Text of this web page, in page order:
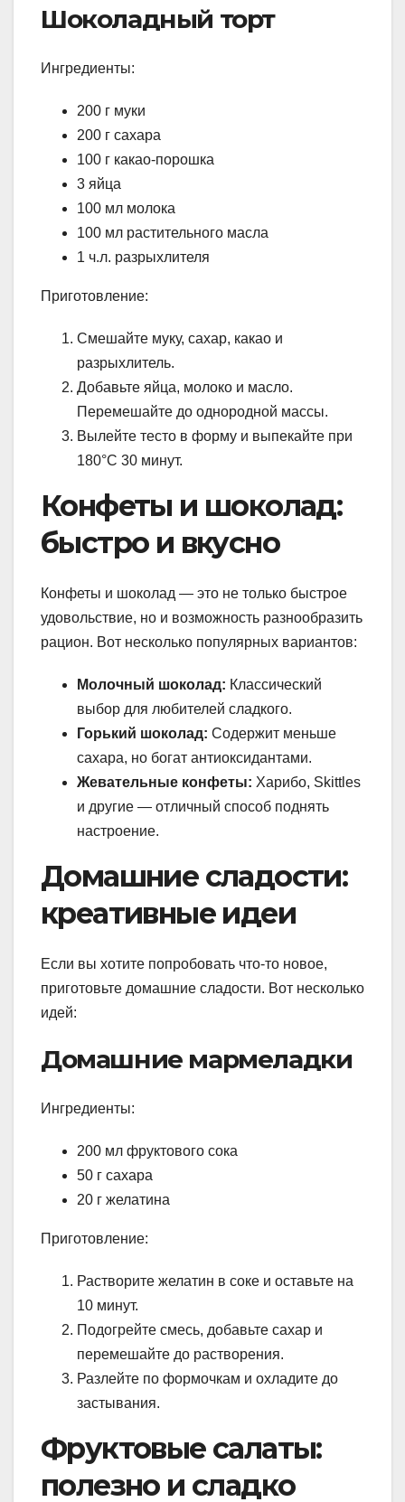
Шоколадный торт
Ингредиенты:
200 г муки
200 г сахара
100 г какао-порошка
3 яйца
100 мл молока
100 мл растительного масла
1 ч.л. разрыхлителя
Приготовление:
Смешайте муку, сахар, какао и
разрыхлитель.
Добавьте яйца, молоко и масло.
Перемешайте до однородной массы.
Вылейте тесто в форму и выпекайте при
180°C 30 минут.
Конфеты и шоколад:
быстро и вкусно
Конфеты и шоколад — это не только быстрое
удовольствие, но и возможность разнообразить
рацион. Вот несколько популярных вариантов:
Молочный шоколад: Классический
выбор для любителей сладкого.
Горький шоколад: Содержит меньше
сахара, но богат антиоксидантами.
Жевательные конфеты: Харибо, Skittles
и другие — отличный способ поднять
настроение.
Домашние сладости:
креативные идеи
Если вы хотите попробовать что-то новое,
приготовьте домашние сладости. Вот несколько
идей:
Домашние мармеладки
Ингредиенты:
200 мл фруктового сока
50 г сахара
20 г желатина
Приготовление:
Растворите желатин в соке и оставьте на
10 минут.
Подогрейте смесь, добавьте сахар и
перемешайте до растворения.
Разлейте по формочкам и охладите до
застывания.
Фруктовые салаты:
полезно и сладко